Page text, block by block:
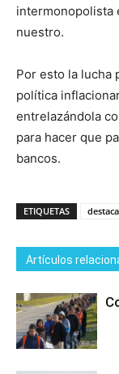
intermonopolista
nuestro.
Por esto la lucha
política
entrelazándola
para hacer que
bancos.
ETIQUETAS
Artículos